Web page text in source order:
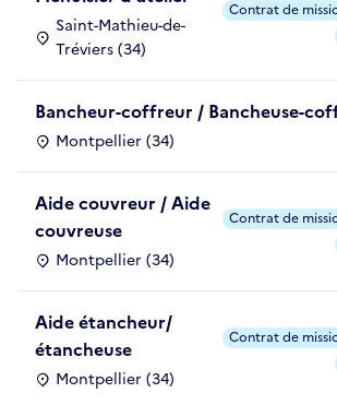
Saint-Mathieu-de-
Tréviers (34)
Contrat de
Bancheur-coffreur / Bancheuse-
Montpellier (34)
Aide couvreur / Aide
couvreuse
Montpellier (34)
Contrat de
Aide étancheur/
étancheuse
Montpellier (34)
Contrat de